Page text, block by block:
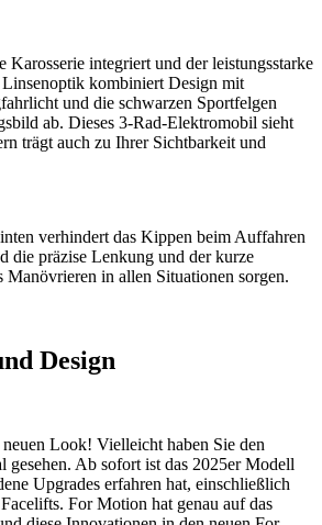
integriert und der leistungsstarke
kombiniert Design mit
und die schwarzen Sportfelgen
ab. Dieses 3-Rad-Elektromobil sieht
trägt auch zu Ihrer Sichtbarkeit und
verhindert das Kippen beim Auffahren
die präzise Lenkung und der kurze
Manövrieren in allen Situationen sorgen.
Design
Look! Vielleicht haben Sie den
gesehen. Ab sofort ist das 2025er Modell
Upgrades erfahren hat, einschließlich
For Motion hat genau auf das